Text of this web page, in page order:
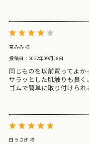
茶みみ 様
投稿日：2022年09月18日
同じものを以前買ってよか
サラッとした肌触りも良く
ゴムで簡単に取り付けられ
白うさぎ 様